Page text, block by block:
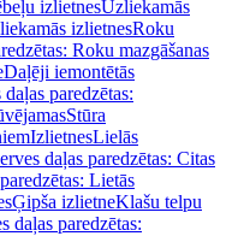
izlietnesUzliekamās
izlietnesRoku
Roku mazgāšanas
Daļēji iemontētās
paredzētas:
Stūra
IzlietnesLielās
daļas paredzētas: Citas
Lietās
Ģipša izlietneKlašu telpu
daļas paredzētas: